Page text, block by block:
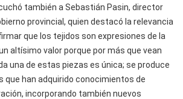
también a Sebastián Pasin, director
provincial, quien destacó la relevancia
que los tejidos son expresiones de la
altísimo valor porque por más que vean
una de estas piezas es única; se produce
que han adquirido conocimientos de
incorporando también nuevos